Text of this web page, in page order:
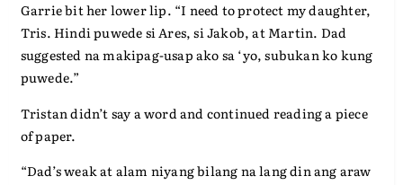
Garrie bit her lower lip. “I need to protect my daughter,
Tris. Hindi puwede si Ares, si Jakob, at Martin. Dad
suggested na makipag-usap ako sa ‘yo, subukan ko kung
puwede.”
Tristan didn’t say a word and continued reading a piece
of paper.
“Dad’s weak at alam niyang bilang na lang din ang araw